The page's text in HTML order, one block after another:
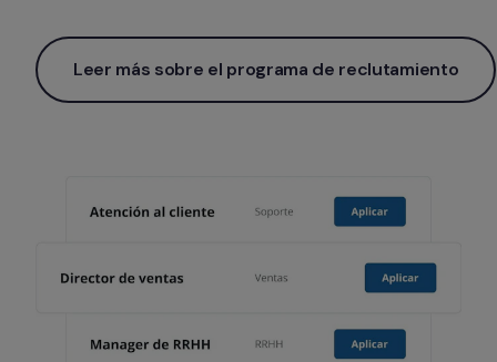
Leer más sobre el programa de reclutamiento